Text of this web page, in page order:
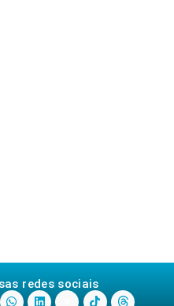
redes sociais